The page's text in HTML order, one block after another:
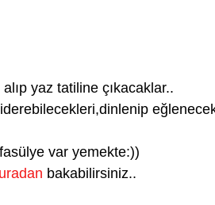
yaz tatiline çıkacaklar..
var yemekte:))
bakabilirsiniz..